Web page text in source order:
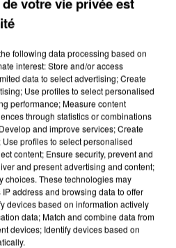
LES REFUGES
following data processing based on
interest: Store and/or access
data to select advertising; Create
Use profiles to select personalised
performance; Measure content
through statistics or combinations
and improve services; Create
profiles to select personalised
content; Ensure security, prevent and
and present advertising and content;
choices. These technologies may
address and browsing data to offer
devices based on information actively
data; Match and combine data from
devices; Identify devices based on